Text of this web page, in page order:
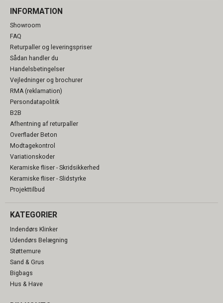
INFORMATION
Showroom
FAQ
Returpaller og leveringspriser
Sådan handler du
Handelsbetingelser
Vejledninger og brochurer
RMA (reklamation)
Persondatapolitik
B2B
Afhentning af returpaller
Overflader Beton
Modtagekontrol
Variationskoder
Keramiske fliser - Skridsikkerhed
Keramiske fliser - Slidstyrke
Projekttilbud
KATEGORIER
Indendørs Klinker
Udendørs Belægning
Støttemure
Sand & Grus
Bigbags
Hus & Have